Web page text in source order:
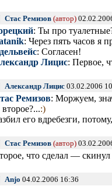
Стас Ремизов (автор)
: Ты про
: Через пять часов я
: Согласен!
Лицис: Первое,
Александр Лицис 03.02.2006
Ремизов: Моржуем,
:)
его вдребезги,
Стас Ремизов (автор)
что сделал —
Anjo 04.02.2006 16:36